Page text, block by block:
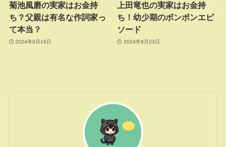
菊池風磨の実家はお金持
ち？父親は有名な作詞家っ
て本当？
2024年9月16日
上田竜也の実家はお金持
ち！幼少期のボンボンエピ
ソード
2024年8月23日